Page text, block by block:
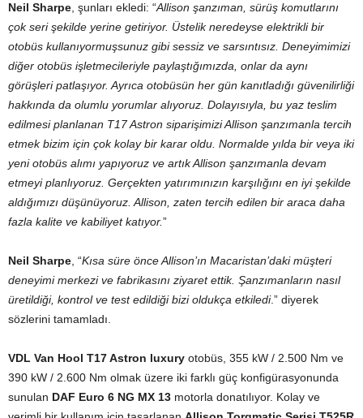
Neil Sharpe , şunları ekledi: “Allison şanzıman, sürüş komutlarını
çok seri şekilde yerine getiriyor. Üstelik neredeyse elektrikli bir
otobüs kullanıyormuşsunuz gibi sessiz ve sarsıntısız. Deneyimimizi
diğer otobüs işletmecileriyle paylaştığımızda, onlar da aynı
görüşleri patlaşıyor. Ayrıca otobüsün her gün kanıtladığı güvenilirliği
hakkında da olumlu yorumlar alıyoruz. Dolayısıyla, bu yaz teslim
edilmesi planlanan T17 Astron siparişimizi Allison şanzımanla tercih
etmek bizim için çok kolay bir karar oldu. Normalde yılda bir veya iki
yeni otobüs alımı yapıyoruz ve artık Allison şanzımanla devam
etmeyi planlıyoruz. Gerçekten yatırımınızın karşılığını en iyi şekilde
aldığımızı düşünüyoruz. Allison, zaten tercih edilen bir araca daha
fazla kalite ve kabiliyet katıyor.”
Neil Sharpe , “Kısa süre önce Allison’ın Macaristan’daki müşteri
deneyimi merkezi ve fabrikasını ziyaret ettik. Şanzımanların nasıl
üretildiği, kontrol ve test edildiği bizi oldukça etkiledi.” diyerek
sözlerini tamamladı.
VDL Van Hool T17 Astron luxury otobüs, 355 kW / 2.500 Nm ve
390 kW / 2.600 Nm olmak üzere iki farklı güç konfigürasyonunda
sunulan DAF Euro 6 NG MX 13 motorla donatılıyor. Kolay ve